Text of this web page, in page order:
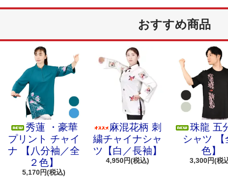
おすすめ商品
秀蓮 ・豪華
プリント チャイ
ナ 【八分袖／全
２色】
5,170円(税込)
麻混花柄 刺
繍チャイナシャ
ツ【白／長袖】
4,950円(税込)
珠龍 五
シャツ 【
色】
3,300円(税